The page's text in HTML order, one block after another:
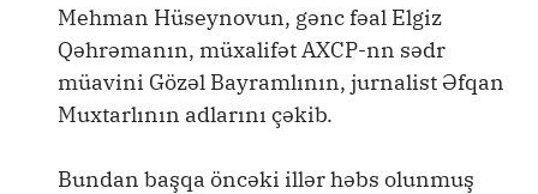
Mehman Hüseynovun, gənc fəal Elgiz
Qəhrəmanın, müxalifət AXCP-nn sədr
müavini Gözəl Bayramlının, jurnalist Əfqan
Muxtarlının adlarını çəkib.
Bundan başqa öncəki illər həbs olunmuş